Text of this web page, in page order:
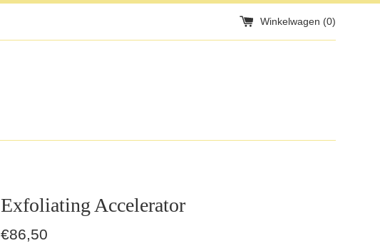
Winkelwagen (0)
Exfoliating Accelerator
Normale
€86,50